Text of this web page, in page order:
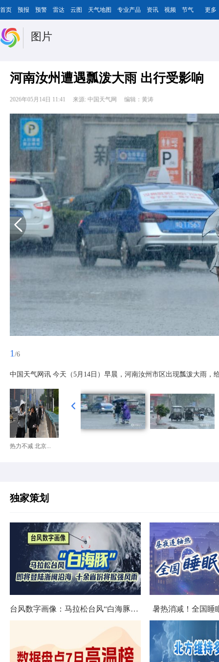
首页 预报 预警 雷达 云图 天气地图 专业产品 资讯 视频 节气 更多
图片
河南汝州遭遇瓢泼大雨 出行受影响
2026年05月14日 11:41 来源: 中国天气网 编辑：黄涛
1 /6
中国天气网讯 今天（5月14日）早晨，河南汝州市区出现瓢泼大雨，
热力不减 北京...
独家策划
台风数字画像：马拉松台风“白海豚”将影响十余省份 暑热消减！全国睡